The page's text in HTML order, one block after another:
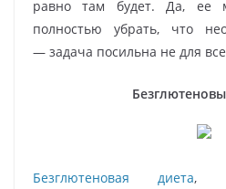
равно там будет. Да, ее
полностью убрать, что
— задача посильна не для
Безглютеновая диета,